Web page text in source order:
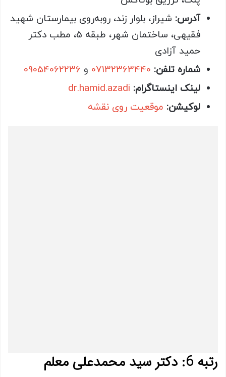
آدرس: شیراز، بلوار زند، روبه‌روی بیمارستان شهید
فقیهی، ساختمان شهر، طبقه 5، مطب دکتر
حمید آزادی
شماره تلفن: 07132363440 و
لینک اینستاگرام: dr.hamid.azadi
لوکیشن: موقعیت روی نقشه
رتبه 6: دکتر سید محمدعلی معلم